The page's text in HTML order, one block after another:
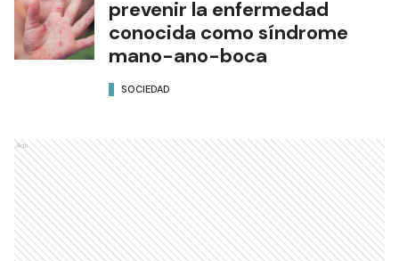
prevenir la enfermedad
conocida como síndrome
mano-ano-boca
SOCIEDAD
Ads